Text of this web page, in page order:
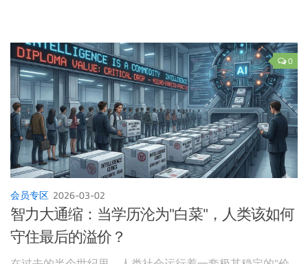
初衷是为了传递知识，还是为了制造隔阂？ 今天，我想聊
聊一个能够彻底终结这种"家庭战争"的方案——
OpenClaw。在发烧友的圈子里，它有一个更接地气的名
字：“龙虾”。 它不是那种只会搜索答案的简单工具，而是一
个具备深度思考能力的AI智能辅导员。当我们将繁琐、重复
且充满情绪摩擦的教育环节交给"龙虾"时，你会发现，完美
的辅导与亲密的亲子关系，原来真的可以兼得。
0
会员专区 2026-03-02
智力大通缩：当学历沦为"白菜"，人类该如何
守住最后的溢价？